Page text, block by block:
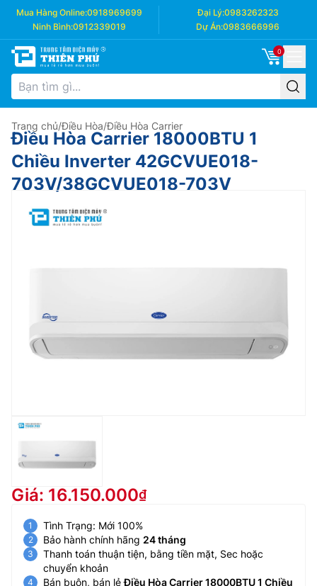
Mua Hàng Online:0918969699 Đại Lý:0983262323
Ninh Bình:0912339019 Dự Án:0983666996
0
Trang chủ/Điều Hòa/Điều Hòa Carrier
Điều Hòa Carrier 18000BTU 1
Chiều Inverter 42GCVUE018-
703V/38GCVUE018-703V
Giá: 16.150.000
Tình Trạng: Mới 100%
Bảo hành chính hãng 24 tháng
Thanh toán thuận tiện, bằng tiền mặt, Sec hoặc
chuyển khoản
Bán buôn, bán lẻĐiều Hòa Carrier 18000BTU 1 Chiều